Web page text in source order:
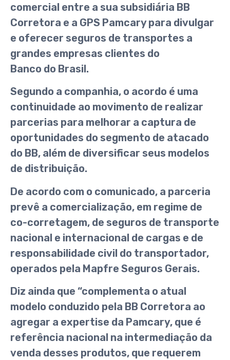
comercial entre a sua subsidiária BB
Corretora e a GPS Pamcary para divulgar
e oferecer seguros de transportes a
grandes empresas clientes do
Banco do Brasil.
Segundo a companhia, o acordo é uma
continuidade ao movimento de realizar
parcerias para melhorar a captura de
oportunidades do segmento de atacado
do BB, além de diversificar seus modelos
de distribuição.
De acordo com o comunicado, a parceria
prevê a comercialização, em regime de
co-corretagem, de seguros de transporte
nacional e internacional de cargas e de
responsabilidade civil do transportador,
operados pela Mapfre Seguros Gerais.
Diz ainda que “complementa o atual
modelo conduzido pela BB Corretora ao
agregar a expertise da Pamcary, que é
referência nacional na intermediação da
venda desses produtos, que requerem